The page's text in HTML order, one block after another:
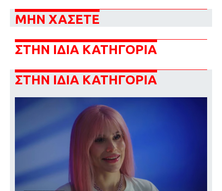
ΜΗΝ ΧΑΣΕΤΕ
ΣΤΗΝ ΙΔΙΑ ΚΑΤΗΓΟΡΙΑ
ΣΤΗΝ ΙΔΙΑ ΚΑΤΗΓΟΡΙΑ